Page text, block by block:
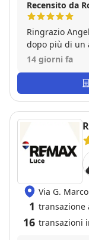
Recensito da
Ringrazio
dopo più di un
Con lei ho
14 giorni fa
Via G.
1 transazione
16 transazioni